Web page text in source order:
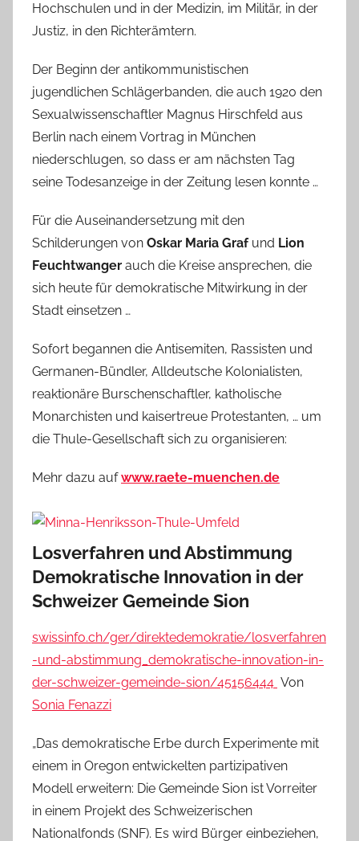
Hochschulen und in der Medizin, im Militär, in der
Justiz, in den Richterämtern.
Der Beginn der antikommunistischen
jugendlichen Schlägerbanden, die auch 1920 den
Sexualwissenschaftler Magnus Hirschfeld aus
Berlin nach einem Vortrag in München
niederschlugen, so dass er am nächsten Tag
seine Todesanzeige in der Zeitung lesen konnte …
Für die Auseinandersetzung mit den
Schilderungen von Oskar Maria Grafund Lion
Feuchtwanger auch die Kreise ansprechen, die
sich heute für demokratische Mitwirkung in der
Stadt einsetzen …
Sofort begannen die Antisemiten, Rassisten und
Germanen-Bündler, Alldeutsche Kolonialisten,
reaktionäre Burschenschaftler, katholische
Monarchisten und kaisertreue Protestanten, … um
die Thule-Gesellschaft sich zu organisieren:
Mehr dazu aufwww.raete-muenchen.de
Losverfahren und Abstimmung
Demokratische Innovation in der
Schweizer Gemeinde Sion
swissinfo.ch/ger/direktedemokratie/losverfahren
-und-abstimmung_demokratische-innovation-in-
der-schweizer-gemeinde-sion/45156444 Von
Sonia Fenazzi
„Das demokratische Erbe durch Experimente mit
einem in Oregon entwickelten partizipativen
Modell erweitern: Die Gemeinde Sion ist Vorreiter
in einem Projekt des Schweizerischen
Nationalfonds (SNF). Es wird Bürger einbeziehen,